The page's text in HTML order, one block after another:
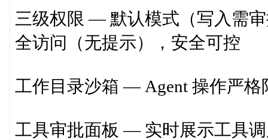
三级权限 — 默认模式（写入需
全访问（无提示），安全可控
工作目录沙箱 — Agent 操作严
工具审批面板 — 实时展示工具